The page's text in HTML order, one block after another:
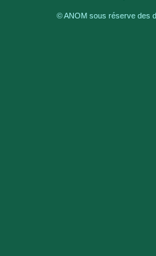
© ANOM sous réserve des